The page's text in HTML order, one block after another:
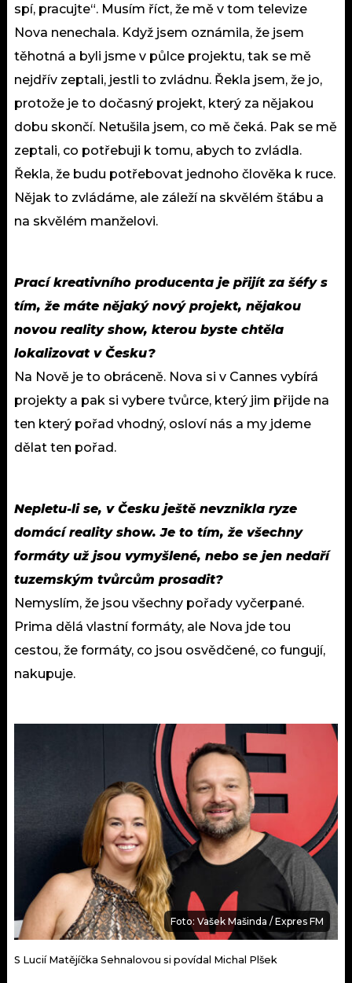
spí, pracujte“. Musím říct, že mě v tom televize
Nova nenechala. Když jsem oznámila, že jsem
těhotná a byli jsme v půlce projektu, tak se mě
nejdřív zeptali, jestli to zvládnu. Řekla jsem, že jo,
protože je to dočasný projekt, který za nějakou
dobu skončí. Netušila jsem, co mě čeká. Pak se mě
zeptali, co potřebuji k tomu, abych to zvládla.
Řekla, že budu potřebovat jednoho člověka k ruce.
Nějak to zvládáme, ale záleží na skvělém štábu a
na skvělém manželovi.
Prací kreativního producenta je přijít za šéfy s
tím, že máte nějaký nový projekt, nějakou
novou reality show, kterou byste chtěla
lokalizovat v Česku?
Na Nově je to obráceně. Nova si v Cannes vybírá
projekty a pak si vybere tvůrce, který jim přijde na
ten který pořad vhodný, osloví nás a my jdeme
dělat ten pořad.
Nepletu-li se, v Česku ještě nevznikla ryze
domácí reality show. Je to tím, že všechny
formáty už jsou vymyšlené, nebo se jen nedaří
tuzemským tvůrcům prosadit?
Nemyslím, že jsou všechny pořady vyčerpané.
Prima dělá vlastní formáty, ale Nova jde tou
cestou, že formáty, co jsou osvědčené, co fungují,
nakupuje.
Foto: Vašek Mašinda / Expres FM
S Lucií Matějíčka Sehnalovou si povídal Michal Plšek